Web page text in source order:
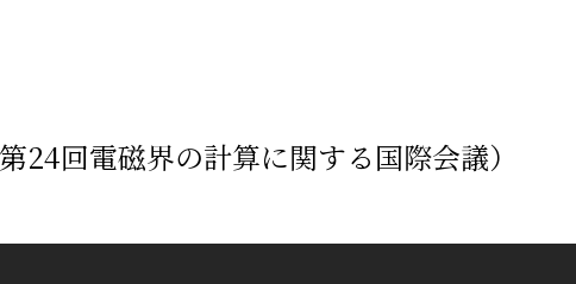
回電磁界の計算に関する国際会議）